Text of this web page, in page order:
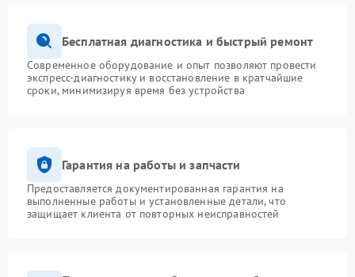
Бесплатная диагностика и быстрый ремонт
Современное оборудование и опыт позволяют провести
экспресс-диагностику и восстановление в кратчайшие
сроки, минимизируя время без устройства
Гарантия на работы и запчасти
Предоставляется документированная гарантия на
выполненные работы и установленные детали, что
защищает клиента от повторных неисправностей